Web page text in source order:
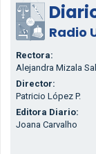
Radio
Rectora:
Alejandra Mizala
Director:
Patricio López P.
Editora Diario:
Joana Carvalho